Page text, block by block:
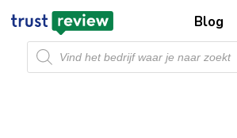
Producten
zoeken
Blog